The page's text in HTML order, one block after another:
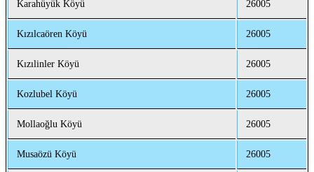
Karahüyük Köyü 26005
Kızılcaören Köyü 26005
Kızılinler Köyü 26005
Kozlubel Köyü 26005
Mollaoğlu Köyü 26005
Musaözü Köyü 26005